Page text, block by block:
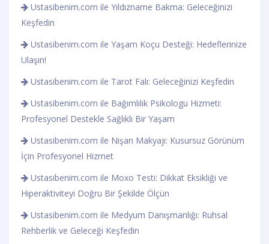
Ustasibenim.com ile Yıldızname Bakma: Geleceğinizi
Keşfedin
Ustasibenim.com ile Yaşam Koçu Desteği: Hedeflerinize
Ulaşın!
Ustasibenim.com ile Tarot Falı: Geleceğinizi Keşfedin
Ustasibenim.com ile Bağımlılık Psikologu Hizmeti:
Profesyonel Destekle Sağlıklı Bir Yaşam
Ustasibenim.com ile Nişan Makyajı: Kusursuz Görünüm
İçin Profesyonel Hizmet
Ustasibenim.com ile Moxo Testi: Dikkat Eksikliği ve
Hiperaktiviteyi Doğru Bir Şekilde Ölçün
Ustasibenim.com ile Medyum Danışmanlığı: Ruhsal
Rehberlik ve Geleceği Keşfedin